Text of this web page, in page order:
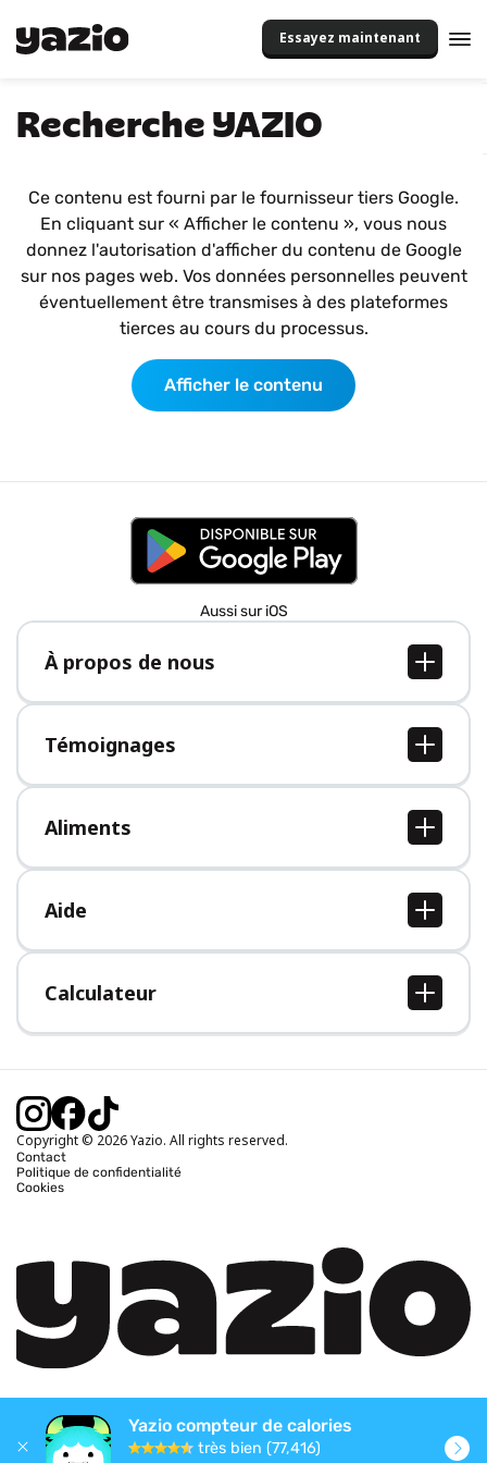
Essayez maintenant
Recherche YAZIO
Ce contenu est fourni par le fournisseur tiers Google.
En cliquant sur « Afficher le contenu », vous nous
donnez l'autorisation d'afficher du contenu de Google
sur nos pages web. Vos données personnelles peuvent
éventuellement être transmises à des plateformes
tierces au cours du processus.
Afficher le contenu
Aussi sur iOS
À propos de nous
À propos de nous
Postes
Presse
Témoignages
Tous les témoignages
Aliments
Tous les aliments
Aide
Centre d'aide
Calculateur
Calcul IMC
Calcul poids idéal
Calcul calories brûlées
Copyright © 2026 Yazio. All rights reserved.
Contact
Politique de confidentialité
Cookies
Yazio compteur de calories
très bien (77,416)